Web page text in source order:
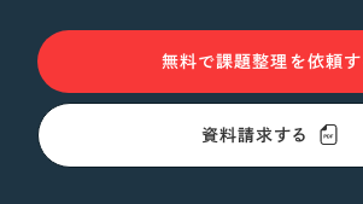
無料で課題整理を依頼す
資料請求する